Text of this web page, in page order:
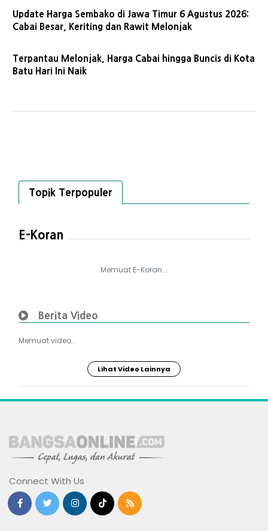
Update Harga Sembako di Jawa Timur 6 Agustus 2026:
Cabai Besar, Keriting dan Rawit Melonjak
Terpantau Melonjak, Harga Cabai hingga Buncis di Kota
Batu Hari Ini Naik
Topik Terpopuler
E-Koran
Memuat E-Koran...
Berita Video
Memuat video...
Lihat Video Lainnya
Connect With Us